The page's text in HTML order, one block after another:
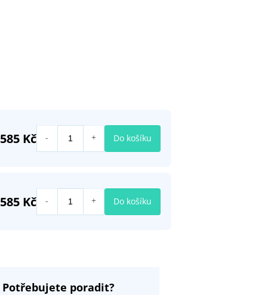
Potřebujete poradit?
585 Kč Do košíku
585 Kč Do košíku